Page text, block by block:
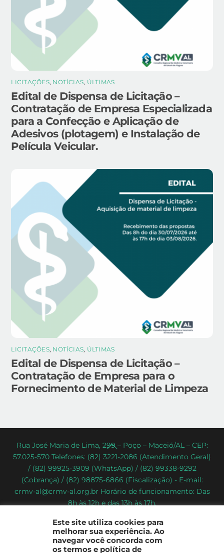
LICITAÇÕES, NOTÍCIAS, ÚLTIMAS
Edital de Dispensa de Licitação –
Contratação de Empresa Especializada
para a Confecção e Aplicação de
Adesivos (plotagem) e Instalação de
Película Veicular.
LICITAÇÕES, NOTÍCIAS, ÚLTIMAS
Edital de Dispensa de Licitação –
Contratação de Empresa para o
Fornecimento de Material de Limpeza
Back
To
Top
Rua José Maria de Lima, 299 – Poço – Maceió/AL – CEP:
57.025-570 Telefones: (82) 3221-2086 (Atendimento Geral)
/ (82) 99925-3909 (WhatsApp) / (82) 99338-9292
(Cobrança) / (82) 98875-6866 (Fiscalização) - E-mail:
crmv-al@crmv-al.org.br Horário de funcionamento: Das
8h às 12h e das 13h às 17h.
Estado de Alagoas
2022 - © Todos os direitos reservados
Este site utiliza cookies para
melhorar sua experiência. Ao
navegar você concorda com
os termos e política de